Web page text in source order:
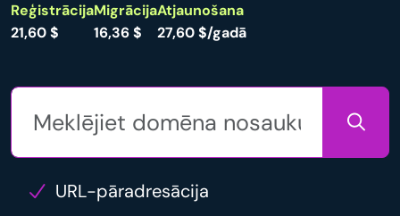
Reģistrācija
21,60 $
Migrācija
16,36 $
Atjaunošana
27,60 $/gadā
URL-pāradresācija